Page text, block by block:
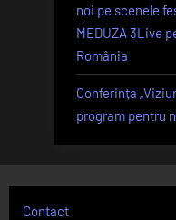
noi pe scenele
MEDUZA 3Live
România
Conferința
program pentru
Contact